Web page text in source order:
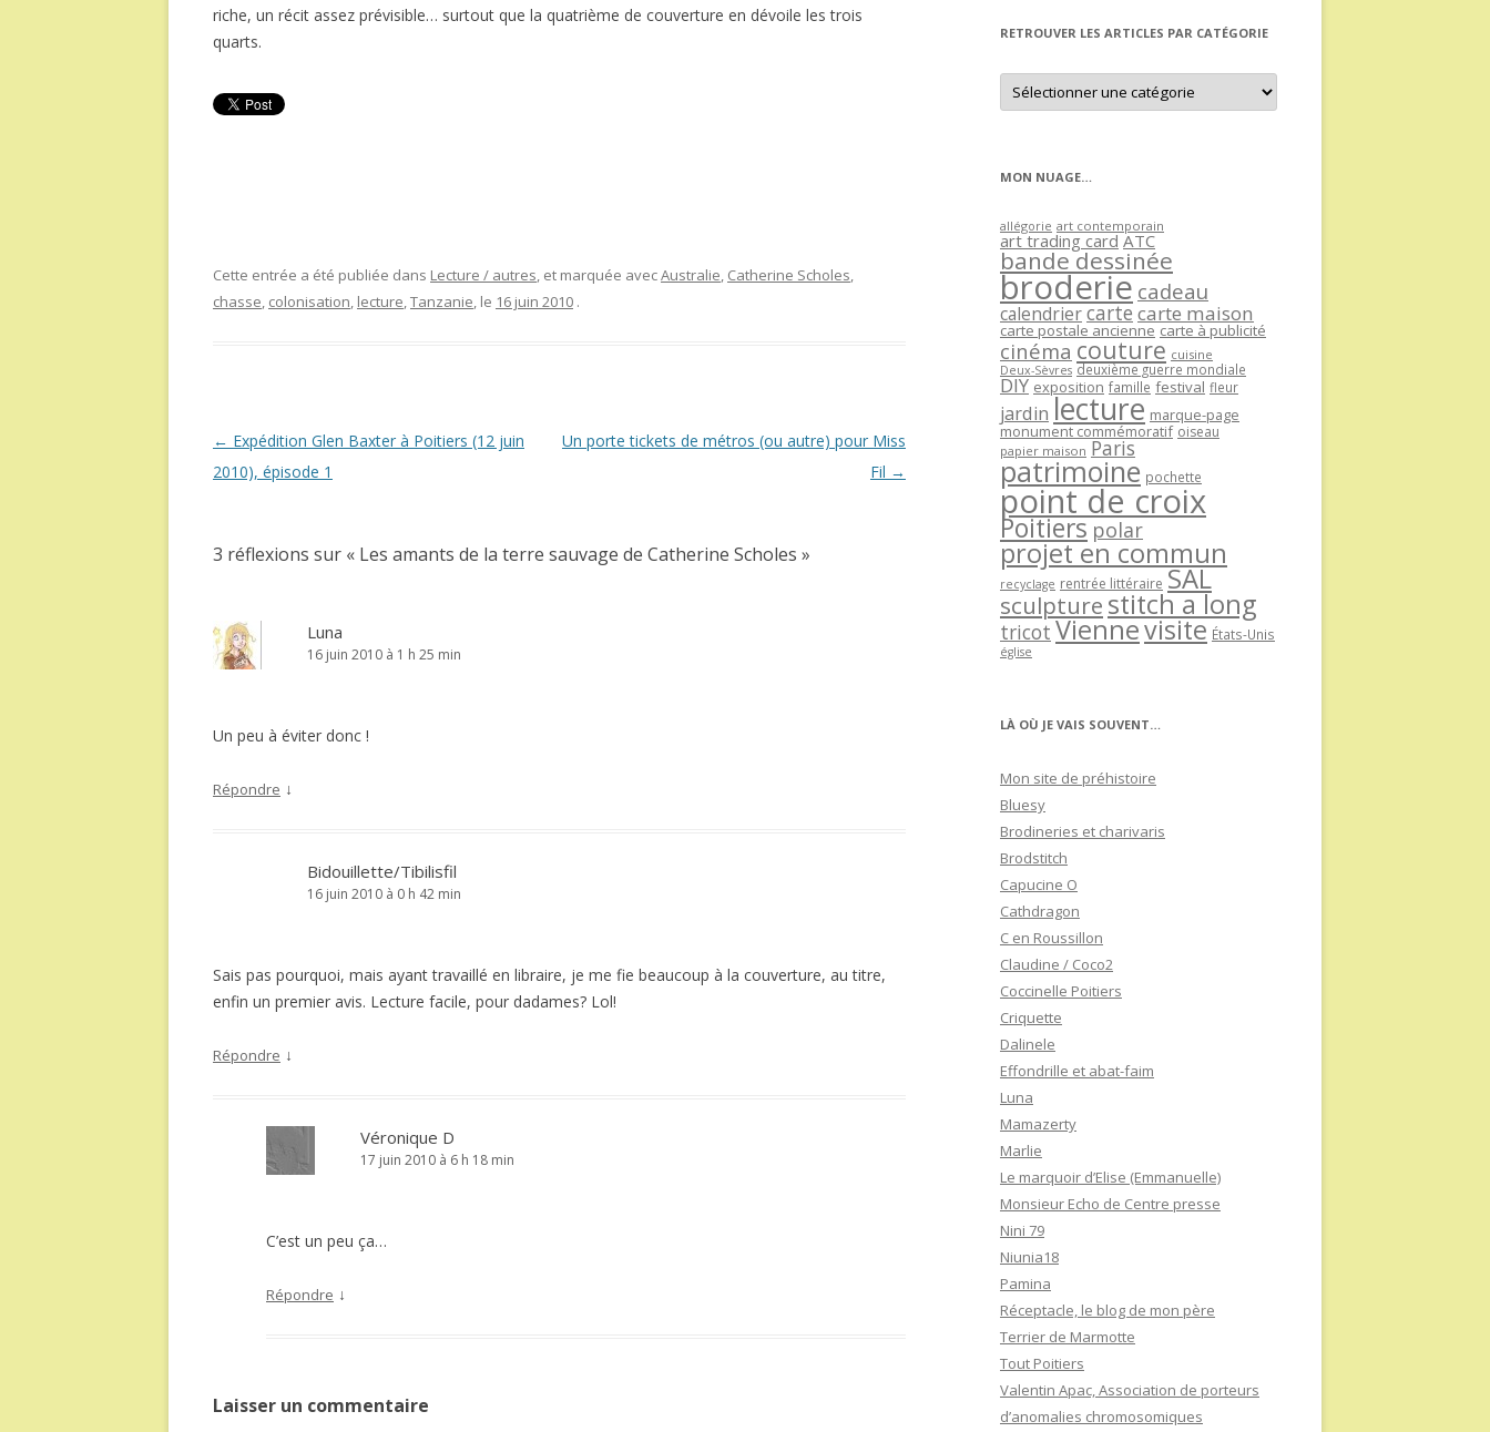
riche, un récit assez prévisible… surtout que la quatrième de couverture en dévoile les trois
quarts.
Cette entrée a été publiée dans Lecture / autres, et marquée avecAustralie, Catherine Scholes,
chasse, colonisation, lecture,Tanzanie, le 16 juin 2010 .
Navigation
des
← Expédition Glen Baxter à Poitiers (12 juin
2010), épisode 1
Un porte tickets de métros (ou autre) pour Miss
Fil →
3 réflexions sur « Les amants de la terre sauvage de Catherine Scholes »
Luna
16 juin 2010 à 1 h 25 min
Un peu à éviter donc !
Répondre ↓
Bidouillette/Tibilisfil
16 juin 2010 à 0 h 42 min
Sais pas pourquoi, mais ayant travaillé en libraire, je me fie beaucoup à la couverture, au titre,
enfin un premier avis. Lecture facile, pour dadames? Lol!
Répondre ↓
Véronique D
17 juin 2010 à 6 h 18 min
C’est un peu ça…
Répondre ↓
Laisser un commentaire
RETROUVER LES ARTICLES PAR CATÉGORIE
Retrouver
les
articles
MON NUAGE…
allégorie art contemporain
art trading card ATC
bande dessinée
broderie cadeau
calendriercartecarte maison
carte postale ancienne carte à publicité
cinéma couture cuisine
Deux-Sèvres deuxième guerre mondiale
DIY exposition famille festival fleur
jardin lecture marque-page
monument commémoratif oiseau
papier maison Paris
patrimoine pochette
point de croix
Poitiers polar
projet en commun
recyclage rentrée littéraire SAL
sculpture stitch a long
tricot Viennevisite États-Unis
église
LÀ OÙ JE VAIS SOUVENT…
Mon site de préhistoire
Bluesy
Brodineries et charivaris
Brodstitch
Capucine O
Cathdragon
C en Roussillon
Claudine / Coco2
Coccinelle Poitiers
Criquette
Dalinele
Effondrille et abat-faim
Luna
Mamazerty
Marlie
Le marquoir d’Elise (Emmanuelle)
Monsieur Echo de Centre presse
Nini 79
Niunia18
Pamina
Réceptacle, le blog de mon père
Terrier de Marmotte
Tout Poitiers
Valentin Apac, Association de porteurs
d’anomalies chromosomiques